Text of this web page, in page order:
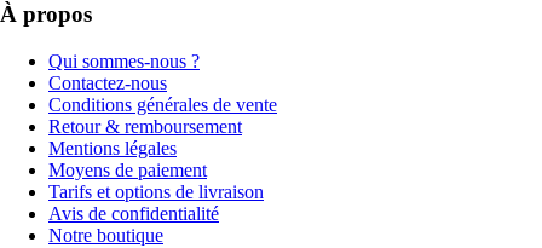
À propos
Qui sommes-nous ?
Contactez-nous
Conditions générales de vente
Retour & remboursement
Mentions légales
Moyens de paiement
Tarifs et options de livraison
Avis de confidentialité
Notre boutique